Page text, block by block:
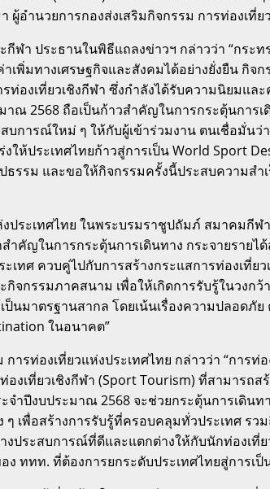
ำนวยการกองส่งเสริมกิจกรรม การท่องเที่
กีฬา ประธานในพิธีแถลงข่าวฯ กล่าวว่า “ก
พิ่มทางเศรษฐกิจและสังคมได้อย่างยั่งยืน กิ
ท่องเที่ยวเชิงกีฬา ซึ่งกำลังได้รับความนิยม
ณ 2568 ถือเป็นก้าวสำคัญในการกระตุ้นการ
การณ์ใหม่ ๆ ให้กับผู้เข้าร่วมงาน ตนเชื่อมั่น
ให้ประเทศไทยก้าวสู่การเป็น World Sport
ธรรม และขอให้กิจกรรมครั้งนี้ประสบความ
ระเทศไทย ในพระบรมราชูปถัมภ์ สมาคมกีฬ
คัญในการกระตุ้นการเดินทาง กระจายราย
เทศ ควบคู่ไปกับการสร้างกระแสการท่องเที่
กรรมภาคสนาม เพื่อให้เกิดการรับรู้ในวงก
มาตรฐานสากล โดยเน้นเรื่องความปลอด
ในอนาคต”
รท่องเที่ยวแห่งประเทศไทย กล่าวว่า “การ
เที่ยวเชิงกีฬา (Sport Tourism) ที่สามารถ
ำปีงบประมาณ 2568 จะช่วยกระตุ้นการเดิน
พื่อสร้างการรับรู้ที่ครอบคลุมทั่วประเทศ รว
ประสบการณ์ที่ดีและแตกต่างให้กับนักท่องเ
ททท. ที่ต้องการยกระดับประเทศไทยสู่การเ